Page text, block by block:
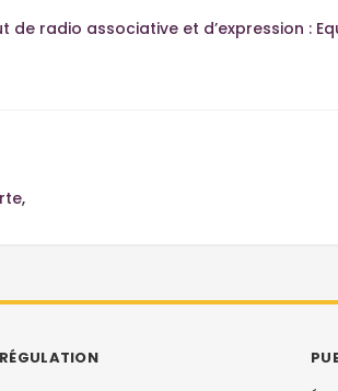
de radio associative et d’expression :
,
RÉGULATION